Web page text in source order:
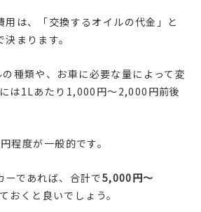
用は、「交換するオイルの代金」と
まります。
の種類や、お車に必要な量によって変
は1Lあたり1,000円～2,000円前後
程度が一般的です。
ーであれば、合計で5,000円～
おくと良いでしょう。